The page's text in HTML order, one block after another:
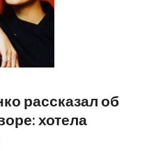
рассказал об
хотела